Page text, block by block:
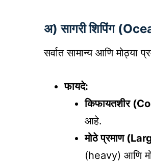
अ) सागरी शिपिंग
सर्वात सामान्य आणि मोठ्या
फायदे:
किफायतशीर
आहे.
मोठे प्रमाण
(heavy) आणि